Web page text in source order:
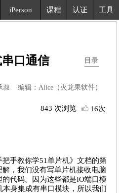
iPerson 课程 认证 工具
目录
口通信
编辑：Alice（火龙果软件）
843 次浏览 16次
把手教你学51单片机》文档的第
，我们没有写单片机接收电脑
代码。因为这些都是IO端口模
身集成有串口模块，所以我们